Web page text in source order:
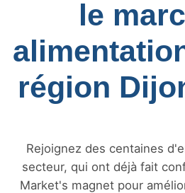
le
région
Rejoignez des centaines
secteur, qui ont déjà fait
Market's magnet pour